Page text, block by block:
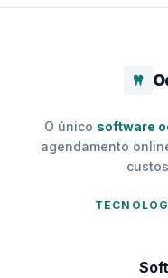
O único software
agendamento